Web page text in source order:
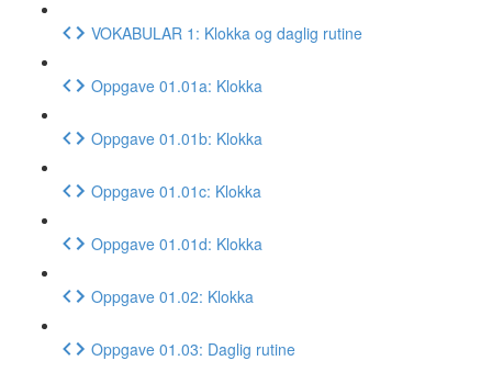
VOKABULAR 1: Klokka og daglig rutine
Oppgave 01.01a: Klokka
Oppgave 01.01b: Klokka
Oppgave 01.01c: Klokka
Oppgave 01.01d: Klokka
Oppgave 01.02: Klokka
Oppgave 01.03: Daglig rutine